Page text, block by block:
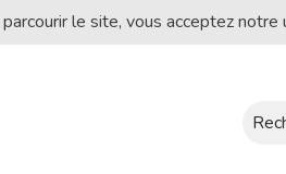
le site, vous acceptez